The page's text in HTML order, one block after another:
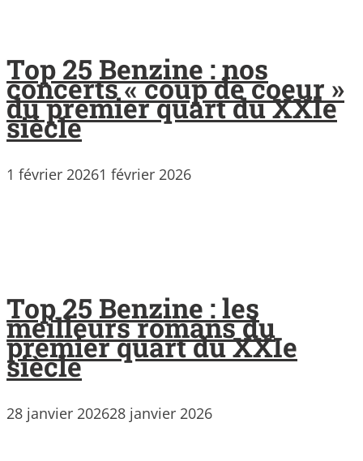
Top 25 Benzine : nos
concerts « coup de coeur »
du premier quart du XXIe
siècle
1 février 20261 février 2026
Top 25 Benzine : les
meilleurs romans du
premier quart du XXIe
siècle
28 janvier 202628 janvier 2026